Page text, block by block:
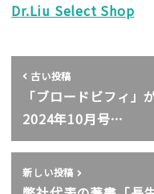
Dr.Liu Select Shop
古い投稿
「ブロードビフィ」
2024年10月号…
新しい投稿